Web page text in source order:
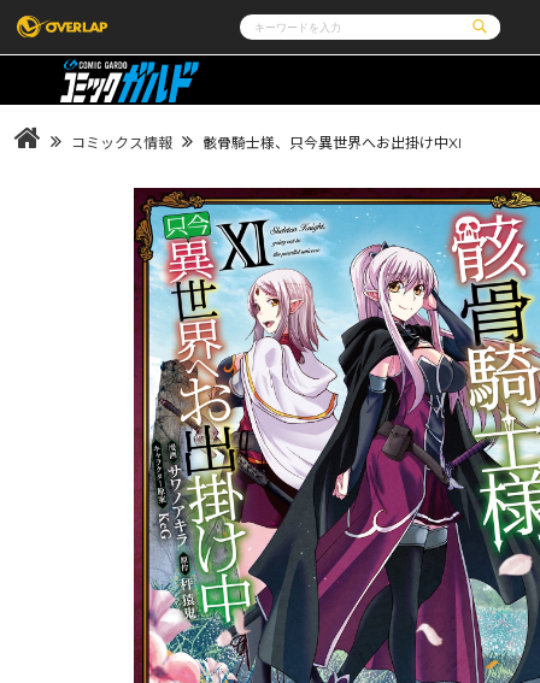
コミック
LiQulle
ライトノベル
ノベルス
ノベルスf
ポケットモンスター
オーバーラップ広報室
企業
会社概要
採用情報
アクセス
オーバーラップホールディングス
お問い合わせ
オーバーラップ文庫 オーバーラップノベルス
オーバーラップノベルスf ロサージュノベルス
コミックガルド コミッククリエ
リキューレ コミックパルフェ
コミックス情報 骸骨騎士様、只今異世界へお出掛け中XI